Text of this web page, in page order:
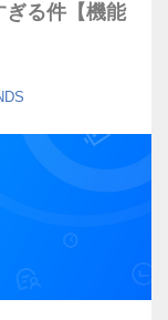
る件【機能